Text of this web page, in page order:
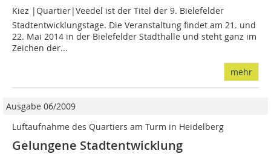
Kiez |Quartier|Veedel ist der Titel der 9. Bielefelder
Stadtentwicklungstage. Die Veranstaltung findet am 21. und
22. Mai 2014 in der Bielefelder Stadthalle und steht ganz im
Zeichen der...
mehr
Ausgabe 06/2009
Luftaufnahme des Quartiers am Turm in Heidelberg
Gelungene Stadtentwicklung